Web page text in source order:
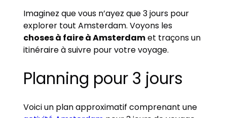
Imaginez que vous n’ayez que 3 jours pour
explorer tout Amsterdam. Voyons les
choses à faire à Amsterdamet traçons un
itinéraire à suivre pour votre voyage.
Planning pour 3 jours
Voici un plan approximatif comprenant une